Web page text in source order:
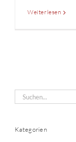
Weiterlesen
Suche
Kategorien